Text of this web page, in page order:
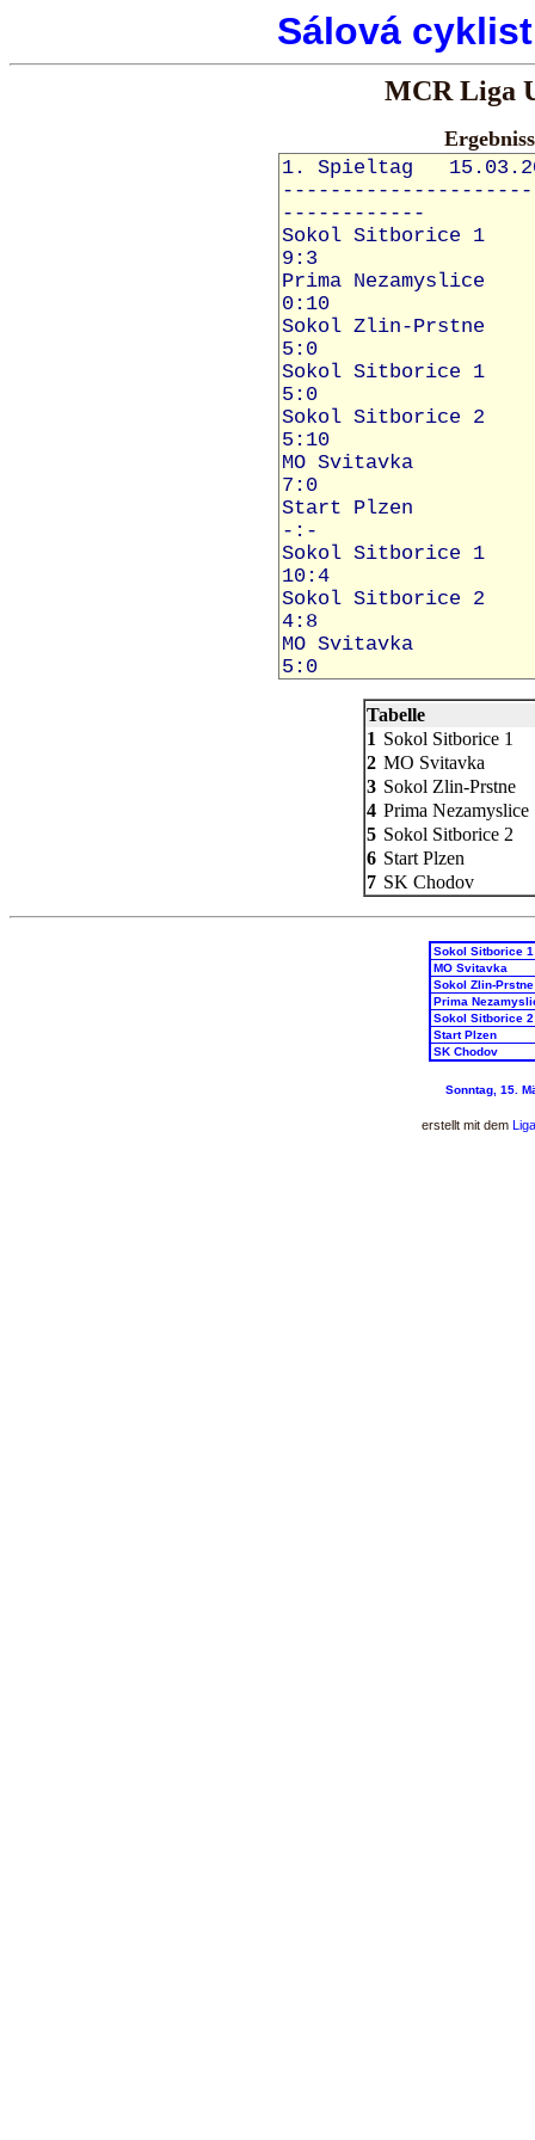
Sálová
MCR Liga
Tabelle
1 Sokol Sitborice 1
2 MO Svitavka
3 Sokol Zlin-Prstne
4 Prima Nezamyslice
5 Sokol Sitborice 2
6 Start Plzen
7 SK Chodov
Sokol Sitborice 1
MO Svitavka
Sokol Zlin-Prstne
Prima
Sokol Sitborice 2
Start Plzen
SK Chodov
Sonntag, 15.
erstellt mit dem